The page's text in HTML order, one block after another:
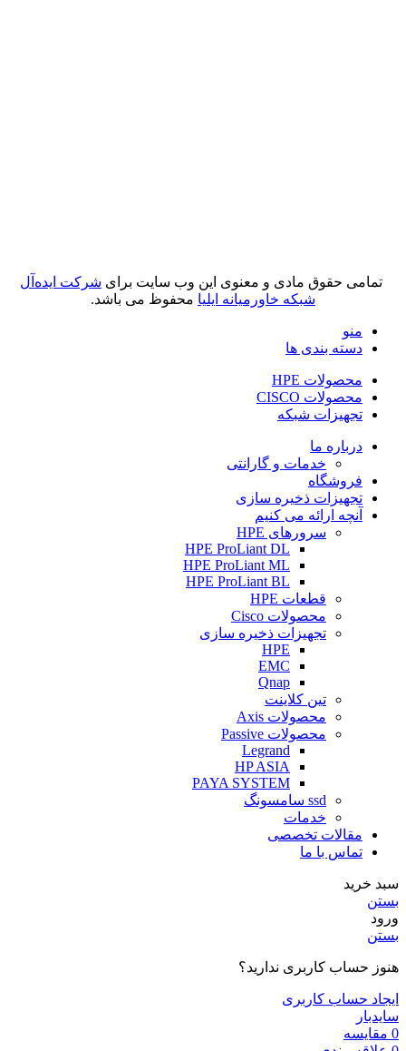
تمامی حقوق مادی و معنوی این وب سایت برای شرکت ایده‌آل
شبکه خاورمیانه ایلیا محفوظ می باشد.
منو
دسته بندی ها
محصولات HPE
محصولات CISCO
تجهیزات شبکه
درباره ما
خدمات و گارانتی
فروشگاه
تجهیزات ذخیره سازی
آنچه ارائه می کنیم
سرورهای HPE
HPE ProLiant DL
HPE ProLiant ML
HPE ProLiant BL
قطعات HPE
محصولات Cisco
تجهیزات ذخیره سازی
HPE
EMC
Qnap
تین کلاینت
محصولات Axis
محصولات Passive
Legrand
HP ASIA
PAYA SYSTEM
ssd سامسونگ
خدمات
مقالات تخصصی
تماس با ما
سبد خرید
بستن
ورود
بستن
هنوز حساب کاربری ندارید؟
ایجاد حساب کاربری
سایدبار
0 مقایسه